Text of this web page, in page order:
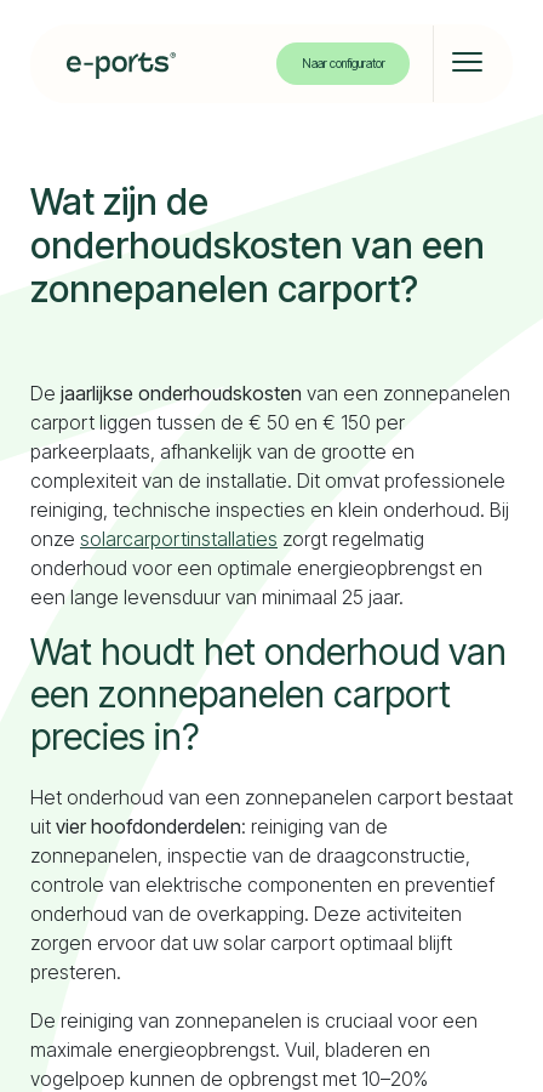
Naar configurator
Solar bikeport
Projecten
Over ons
Kennisbank
Contact
Partners
Naar configurator
Wat zijn de
onderhoudskosten van een
zonnepanelen carport?
De jaarlijkse onderhoudskosten van een zonnepanelen
carport liggen tussen de € 50 en € 150 per
parkeerplaats, afhankelijk van de grootte en
complexiteit van de installatie. Dit omvat professionele
reiniging, technische inspecties en klein onderhoud. Bij
onze solarcarportinstallaties zorgt regelmatig
onderhoud voor een optimale energieopbrengst en
een lange levensduur van minimaal 25 jaar.
Wat houdt het onderhoud van
een zonnepanelen carport
precies in?
Het onderhoud van een zonnepanelen carport bestaat
uit vier hoofdonderdelen: reiniging van de
zonnepanelen, inspectie van de draagconstructie,
controle van elektrische componenten en preventief
onderhoud van de overkapping. Deze activiteiten
zorgen ervoor dat uw solar carport optimaal blijft
presteren.
De reiniging van zonnepanelen is cruciaal voor een
maximale energieopbrengst. Vuil, bladeren en
vogelpoep kunnen de opbrengst met 10–20%